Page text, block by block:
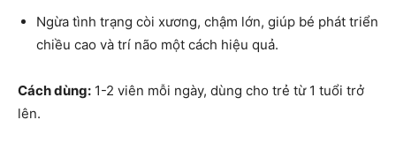
Ngừa tình trạng còi xương, chậm lớn, giúp bé phát triển
chiều cao và trí não một cách hiệu quả.
Cách dùng: 1-2 viên mỗi ngày, dùng cho trẻ từ 1 tuổi trở
lên.